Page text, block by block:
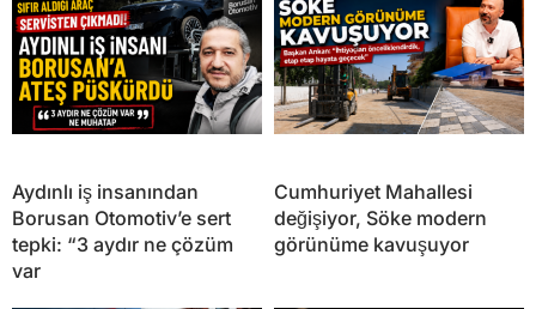
Aydınlı iş insanından
Borusan Otomotiv’e sert
tepki: “3 aydır ne çözüm
var
Cumhuriyet Mahallesi
değişiyor, Söke modern
görünüme kavuşuyor